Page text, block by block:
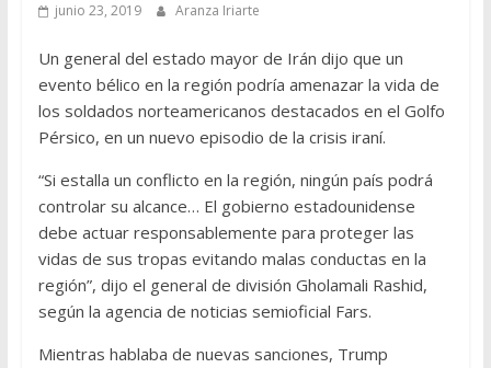
junio 23, 2019 Aranza Iriarte
Un general del estado mayor de Irán dijo que un
evento bélico en la región podría amenazar la vida de
los soldados norteamericanos destacados en el Golfo
Pérsico, en un nuevo episodio de la crisis iraní.
“Si estalla un conflicto en la región, ningún país podrá
controlar su alcance… El gobierno estadounidense
debe actuar responsablemente para proteger las
vidas de sus tropas evitando malas conductas en la
región”, dijo el general de división Gholamali Rashid,
según la agencia de noticias semioficial Fars.
Mientras hablaba de nuevas sanciones, Trump